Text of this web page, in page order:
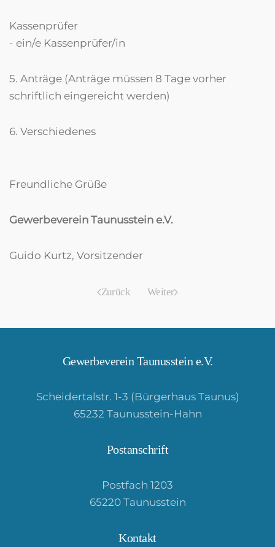
Kassenprüfer
- ein/e Kassenprüfer/in
5. Anträge (Anträge müssen 8 Tage vorher
schriftlich eingereicht werden)
6. Verschiedenes
Freundliche Grüße
Gewerbeverein Taunusstein e.V.
Guido Kurtz, Vorsitzender
Zurück Weiter
Gewerbeverein Taunusstein e.V.
Scheidertalstr. 1-3 (Bürgerhaus Taunus)
65232 Taunusstein-Hahn
Postanschrift
Postfach 1203
65220 Taunusstein
Kontakt